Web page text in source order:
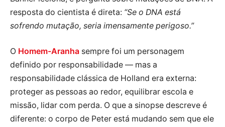
resposta do cientista é direta: “Se o DNA está
sofrendo mutação, seria imensamente perigoso.”
O Homem-Aranha sempre foi um personagem
definido por responsabilidade — mas a
responsabilidade clássica de Holland era externa:
proteger as pessoas ao redor, equilibrar escola e
missão, lidar com perda. O que a sinopse descreve é
diferente: o corpo de Peter está mudando sem que ele